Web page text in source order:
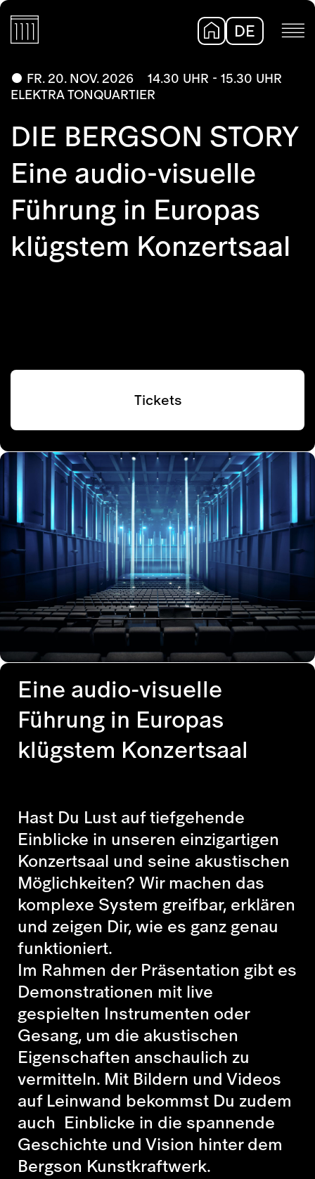
DE
FR. 20. NOV. 2026
14.30 UHR - 15.30 UHR
ELEKTRA TONQUARTIER
DIE BERGSON STORY
Eine audio-visuelle
Führung in Europas
klügstem Konzertsaal
Tickets
Eine audio-visuelle
Führung in Europas
klügstem Konzertsaal
Hast Du Lust auf tiefgehende
Einblicke in unseren einzigartigen
Konzertsaal und seine akustischen
Möglichkeiten? Wir machen das
komplexe System greifbar, erklären
und zeigen Dir, wie es ganz genau
funktioniert.
Im Rahmen der Präsentation gibt es
Demonstrationen mit live
gespielten Instrumenten oder
Gesang, um die akustischen
Eigenschaften anschaulich zu
vermitteln. Mit Bildern und Videos
auf Leinwand bekommst Du zudem
auch Einblicke in die spannende
Geschichte und Vision hinter dem
Bergson Kunstkraftwerk.